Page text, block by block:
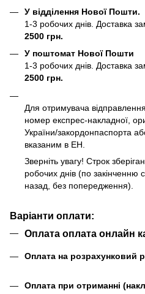
У відділення Нової Пошти.
1-3 робочих днів. Доставка
2500 грн.
У поштомат Нової Пошти
1-3 робочих днів. Доставка
2500 грн.
Для отримувача
номер експрес-накладної,
України/закордонпаспорта
вказаним в ЕН.
Зверніть увагу! Строк
робочих днів (по закінченню
назад, без попередження).
Варіанти оплати:
Оплата оплата онлайн
Оплата на розрахунковий
Оплата при отриманні